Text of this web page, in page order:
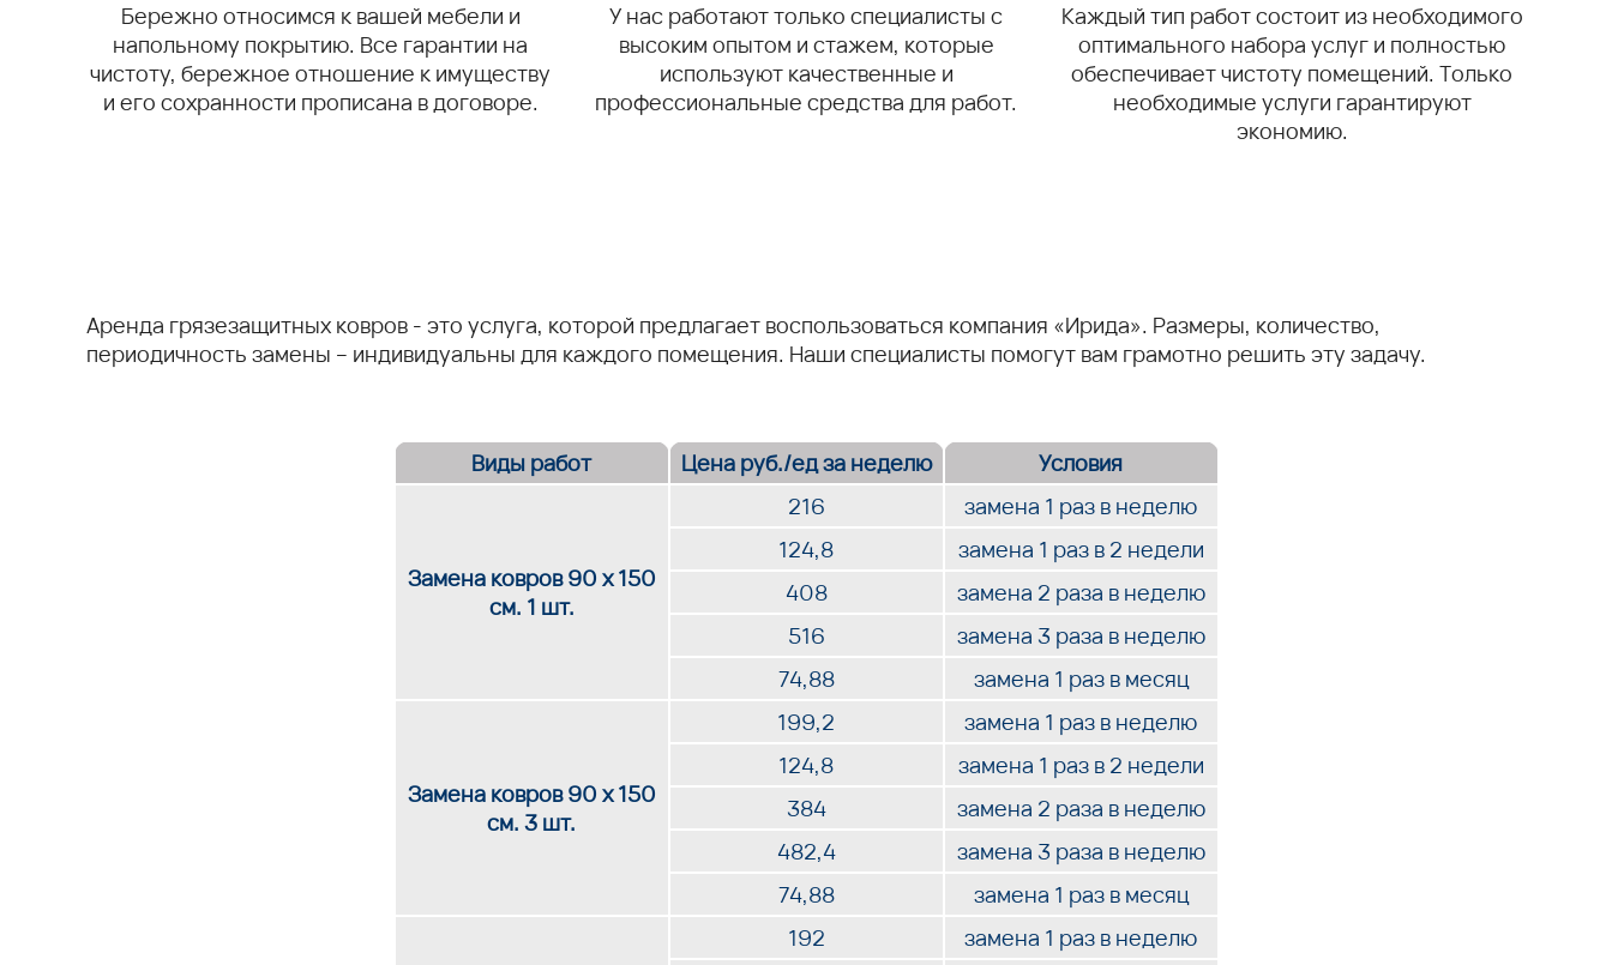
Бережно относимся к вашей мебели и
напольному покрытию. Все гарантии на
чистоту, бережное отношение к имуществу
и его сохранности прописана в договоре.
У нас работают только специалисты с
высоким опытом и стажем, которые
используют качественные и
профессиональные средства для работ.
Каждый тип работ состоит из необходимого
оптимального набора услуг и полностью
обеспечивает чистоту помещений. Только
необходимые услуги гарантируют
экономию.
Аренда грязезащитных ковров - это услуга, которой предлагает воспользоваться компания «Ирида». Размеры, количество,
периодичность замены – индивидуальны для каждого помещения. Наши специалисты помогут вам грамотно решить эту задачу.
Виды работ Цена руб./ед за неделю Условия
Замена ковров 90 х 150
см. 1 шт.
216
замена 1 раз в неделю
124,8
замена 1 раз в 2 недели
408
замена 2 раза в неделю
516
замена 3 раза в неделю
74,88
замена 1 раз в месяц
Замена ковров 90 х 150
см. 3 шт.
199,2
замена 1 раз в неделю
124,8
замена 1 раз в 2 недели
384
замена 2 раза в неделю
482,4
замена 3 раза в неделю
74,88
замена 1 раз в месяц
192
замена 1 раз в неделю